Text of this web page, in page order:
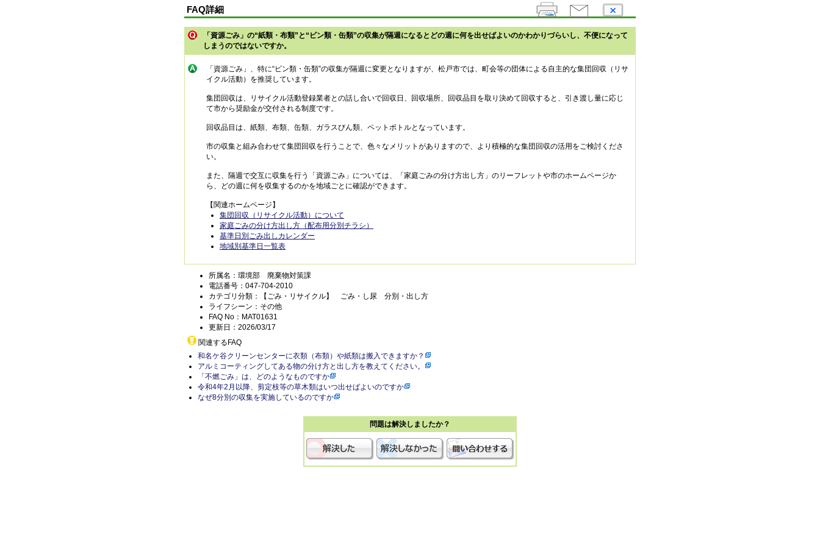
FAQ詳細
「資源ごみ」の“紙類・布類”と“ビン類・缶類”の収集が隔週になるとどの週に何を出せばよいのかわかりづらいし、不便になって
しまうのではないですか。
「資源ごみ」、特に“ビン類・缶類”の収集が隔週に変更となりますが、松戸市では、町会等の団体による自主的な集団回収（リサ
イクル活動）を推奨しています。
集団回収は、リサイクル活動登録業者との話し合いで回収日、回収場所、回収品目を取り決めて回収すると、引き渡し量に応じ
て市から奨励金が交付される制度です。
回収品目は、紙類、布類、缶類、ガラスびん類、ペットボトルとなっています。
市の収集と組み合わせて集団回収を行うことで、色々なメリットがありますので、より積極的な集団回収の活用をご検討くださ
い。
また、隔週で交互に収集を行う「資源ごみ」については、「家庭ごみの分け方出し方」のリーフレットや市のホームページか
ら、どの週に何を収集するのかを地域ごとに確認ができます。
【関連ホームページ】
集団回収（リサイクル活動）について
家庭ごみの分け方出し方（配布用分別チラシ）
基準日別ごみ出しカレンダー
地域別基準日一覧表
所属名：環境部 廃棄物対策課
電話番号：047-704-2010
カテゴリ分類：【ごみ・リサイクル】 ごみ・し尿 分別・出し方
ライフシーン：その他
FAQ No：MAT01631
更新日：2026/03/17
関連するFAQ
和名ケ谷クリーンセンターに衣類（布類）や紙類は搬入できますか？
アルミコーティングしてある物の分け方と出し方を教えてください。
「不燃ごみ」は、どのようなものですか
令和4年2月以降、剪定枝等の草木類はいつ出せばよいのですか
なぜ8分別の収集を実施しているのですか
問題は解決しましたか？